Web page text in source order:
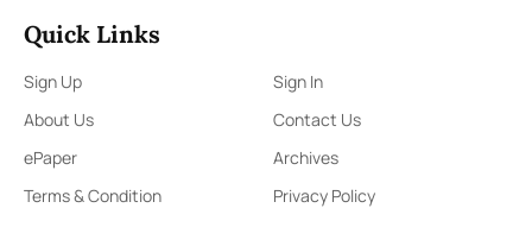
Quick Links
Sign Up
Sign In
About Us
Contact Us
ePaper
Archives
Terms & Condition
Privacy Policy